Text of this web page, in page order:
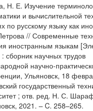
Н. Е. Изучение
и вычислительной
по русскому языку как
// Современные
иностранным языкам
: сборник научных трудов
научно-
Ульяновск, 18
государственный
; отв. ред. Н. С.
2021. – C. 258–265.